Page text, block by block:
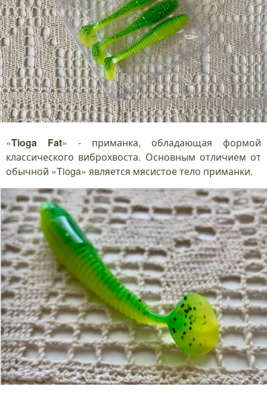
«Tioga Fat» - приманка, обладающая формой
классического виброхвоста. Основным отличием от
обычной «Tioga» является мясистое тело приманки.